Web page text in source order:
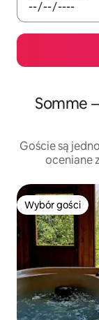
Somme
Goście są
oceniane
Wybór gości
Wybór gości